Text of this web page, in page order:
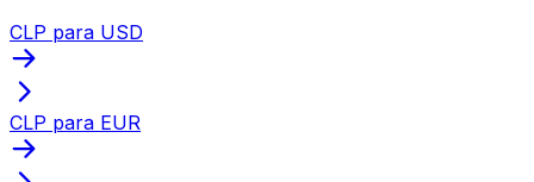
CLP para USD
CLP para EUR